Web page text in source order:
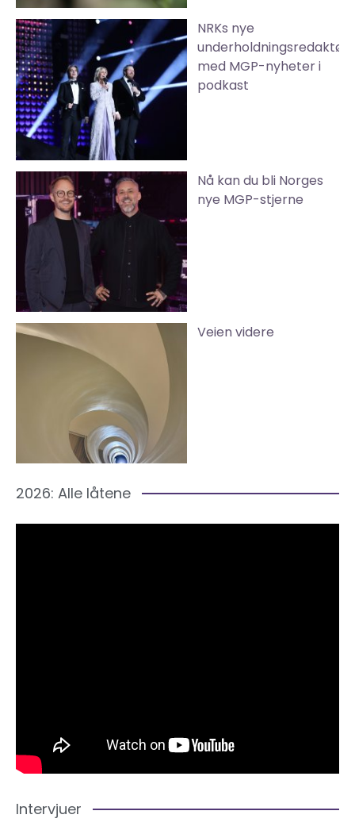
NRKs nye
underholdningsredaktør
med MGP-nyheter i
podkast
Nå kan du bli Norges
nye MGP-stjerne
Veien videre
2026: Alle låtene
Intervjuer